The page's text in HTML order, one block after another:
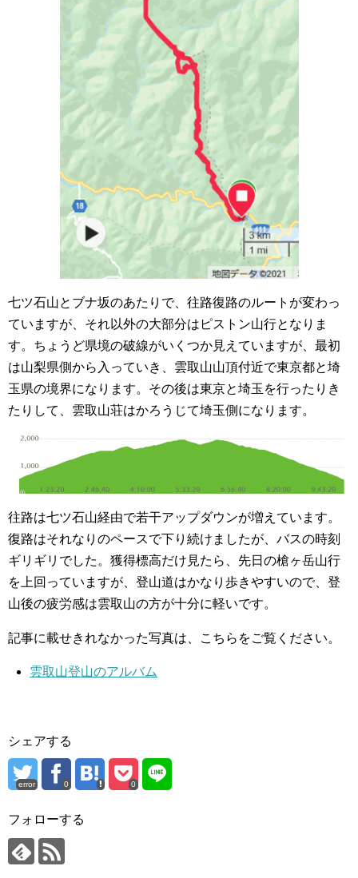
七ツ石山とブナ坂のあたりで、往路復路のルートが変わっ
ていますが、それ以外の大部分はピストン山行となりま
す。ちょうど県境の破線がいくつか見えていますが、最初
は山梨県側から入っていき、雲取山山頂付近で東京都と埼
玉県の境界になります。その後は東京と埼玉を行ったりき
たりして、雲取山荘はかろうじて埼玉側になります。
往路は七ツ石山経由で若干アップダウンが増えています。
復路はそれなりのペースで下り続けましたが、バスの時刻
ギリギリでした。獲得標高だけ見たら、先日の槍ヶ岳山行
を上回っていますが、登山道はかなり歩きやすいので、登
山後の疲労感は雲取山の方が十分に軽いです。
記事に載せきれなかった写真は、こちらをご覧ください。
雲取山登山のアルバム
シェアする
error 0 0
フォローする